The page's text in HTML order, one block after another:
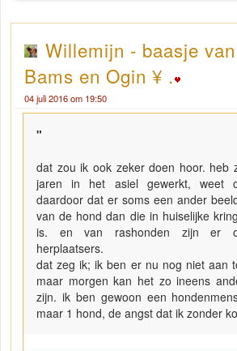
Willemijn - baasje
Bams en Ogin ¥ .
04 juli 2016 om 19:50
"
dat zou ik ook zeker doen hoor. heb
jaren in het asiel gewerkt, weet
daardoor dat er soms een ander
van de hond dan die in huiselijke
is. en van rashonden zijn er
herplaatsers.
dat zeg ik; ik ben er nu nog niet aan
maar morgen kan het zo ineens
zijn. ik ben gewoon een
maar 1 hond, de angst dat ik zonder